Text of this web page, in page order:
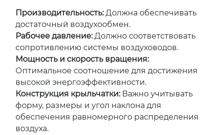
Производительность:Должна обеспечивать
достаточный воздухообмен.
Рабочее давление:Должно соответствовать
сопротивлению системы воздуховодов.
Мощность и скорость вращения:
Оптимальное соотношение для достижения
высокой энергоэффективности.
Конструкция крыльчатки:Важно учитывать
форму, размеры и угол наклона для
обеспечения равномерного распределения
воздуха.